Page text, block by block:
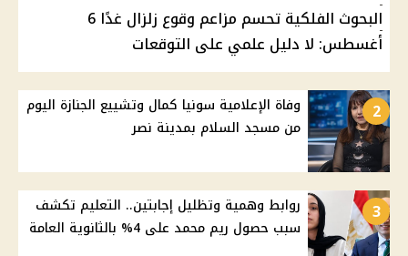
البحوث الفلكية تحسم مزاعم وقوع زلزال غدًا 6
أغسطس: لا دليل علمي على التوقعات
2
وفاة الإعلامية سونيا كمال وتشييع الجنازة اليوم
من مسجد السلام بمدينة نصر
3
روابط وهمية وتظليل إجابتين.. التعليم تكشف
سبب حصول ريم محمد على 4% بالثانوية العامة